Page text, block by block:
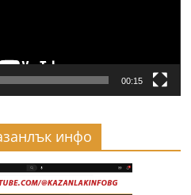
00:15
инфо